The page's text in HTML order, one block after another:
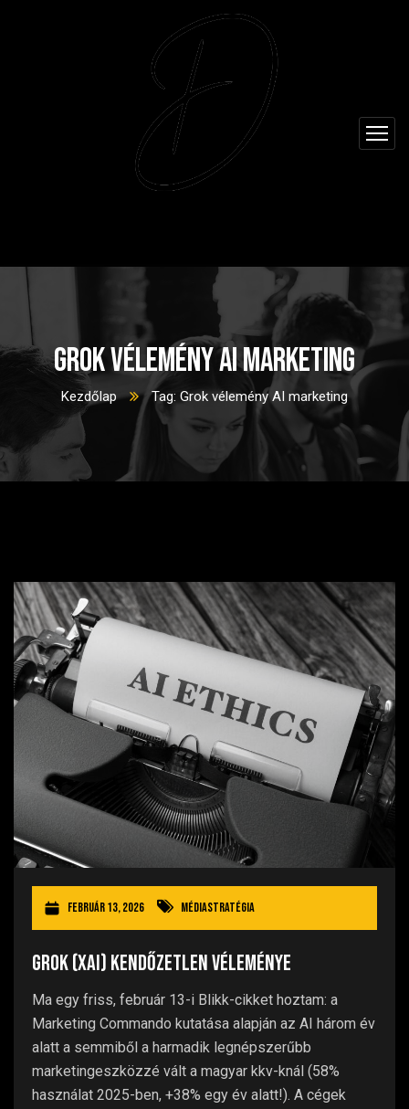
Grok vélemény AI marketing
Kezdőlap Tag: Grok vélemény AI marketing
február 13, 2026 Médiastratégia
Grok (xAI) kendőzetlen véleménye
Ma egy friss, február 13-i Blikk-cikket hoztam: a
Marketing Commando kutatása alapján az AI három év
alatt a semmiből a harmadik legnépszerűbb
marketingeszközzé vált a magyar kkv-knál (58%
használat 2025-ben, +38% egy év alatt!). A cégek